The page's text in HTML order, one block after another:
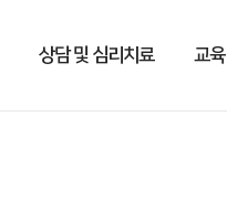
상담 및 심리치료 교